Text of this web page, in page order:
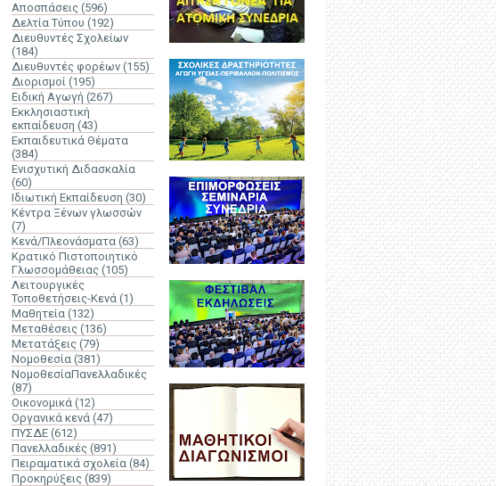
Αποσπάσεις (596)
Δελτία Τύπου (192)
Διευθυντές Σχολείων
(184)
Διευθυντές φορέων (155)
Διορισμοί (195)
Ειδική Αγωγή (267)
Εκκλησιαστική
εκπαίδευση (43)
Εκπαιδευτικά Θέματα
(384)
Ενισχυτική Διδασκαλία
(60)
Ιδιωτική Εκπαίδευση (30)
Κέντρα Ξένων γλωσσών
(7)
Κενά/Πλεονάσματα (63)
Κρατικό Πιστοποιητικό
Γλωσσομάθειας (105)
Λειτουργικές
Τοποθετήσεις-Κενά (1)
Μαθητεία (132)
Μεταθέσεις (136)
Μετατάξεις (79)
Νομοθεσία (381)
ΝομοθεσίαΠανελλαδικές
(87)
Οικονομικά (12)
Οργανικά κενά (47)
ΠΥΣΔΕ (612)
Πανελλαδικές (891)
Πειραματικά σχολεία (84)
Προκηρύξεις (839)